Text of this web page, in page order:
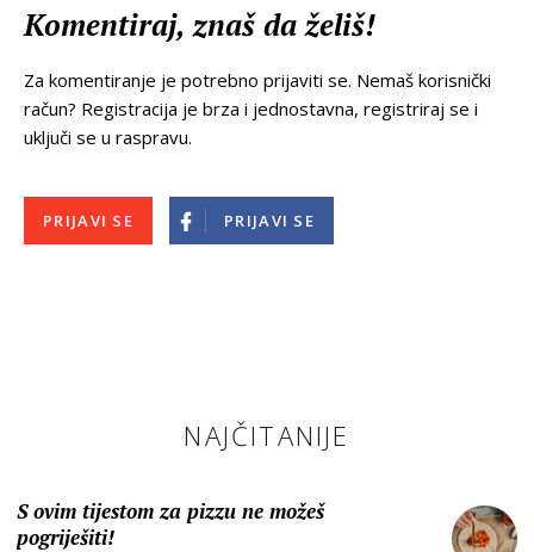
Komentiraj, znaš da želiš!
Za komentiranje je potrebno prijaviti se. Nemaš korisnički
račun? Registracija je brza i jednostavna, registriraj se i
uključi se u raspravu.
PRIJAVI SE PRIJAVI SE
NAJČITANIJE
S ovim tijestom za pizzu ne možeš
pogriješiti!